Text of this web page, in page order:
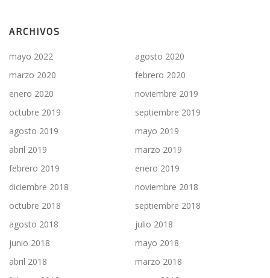
ARCHIVOS
mayo 2022
agosto 2020
marzo 2020
febrero 2020
enero 2020
noviembre 2019
octubre 2019
septiembre 2019
agosto 2019
mayo 2019
abril 2019
marzo 2019
febrero 2019
enero 2019
diciembre 2018
noviembre 2018
octubre 2018
septiembre 2018
agosto 2018
julio 2018
junio 2018
mayo 2018
abril 2018
marzo 2018